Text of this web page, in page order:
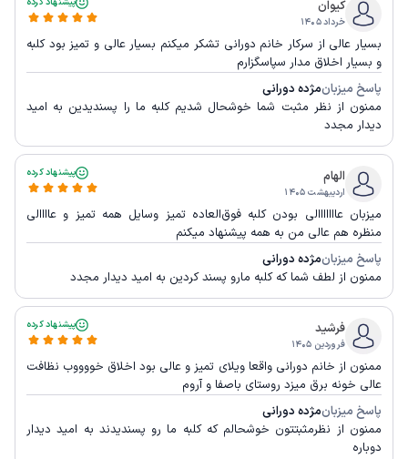
کیوان
خرداد ۱۴۰۵
بسیار عالی از سرکار خانم دورانی تشکر میکنم بسیار عالی و تمیز بود کلبه
و بسیار اخلاق مدار سپاسگزارم
پاسخ میزبانمژده دورانی
ممنون از نظر مثبت شما خوشحال شدیم کلبه ما را پسندیدین به امید
دیدار مجدد
الهام
اردیبهشت ۱۴۰۵
پیشنهاد کرده
میزبان عااااااالی بودن کلبه فوق‌العاده تمیز وسایل همه تمیز و عاااالی
منظره هم عالی من به همه پیشنهاد میکنم
پاسخ میزبانمژده دورانی
ممنون از لطف شما که کلبه مارو پسند کردین به امید دیدار مجدد
فرشید
فروردین ۱۴۰۵
پیشنهاد کرده
ممنون از خانم دورانی واقعا ویلای تمیز و عالی بود اخلاق خووووب نظافت
عالی خونه برق میزد روستای باصفا و آروم
پاسخ میزبانمژده دورانی
ممنون از نظرمثبتتون خوشحالم که کلبه ما رو پسندیدند به امید دیدار
دوباره